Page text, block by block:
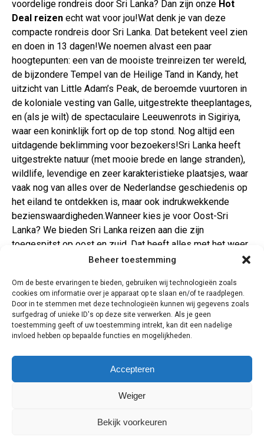
Beheer toestemming
Om de beste ervaringen te bieden, gebruiken wij technologieën zoals
cookies om informatie over je apparaat op te slaan en/of te raadplegen.
Door in te stemmen met deze technologieën kunnen wij gegevens zoals
surfgedrag of unieke ID's op deze site verwerken. Als je geen
toestemming geeft of uw toestemming intrekt, kan dit een nadelige
invloed hebben op bepaalde functies en mogelijkheden.
Accepteren
Weiger
Bekijk voorkeuren
voordelige rondreis door Sri Lanka? Dan zijn onze Hot
Deal reizen echt wat voor jou!Wat denk je van deze
compacte rondreis door Sri Lanka. Dat betekent veel zien
en doen in 13 dagen!We noemen alvast een paar
hoogtepunten: een van de mooiste treinreizen ter wereld,
de bijzondere Tempel van de Heilige Tand in Kandy, het
uitzicht van Little Adam’s Peak, de beroemde vuurtoren in
de koloniale vesting van Galle, uitgestrekte theeplantages,
en (als je wilt) de spectaculaire Leeuwenrots in Sigiriya,
waar een koninklijk fort op de top stond. Nog altijd een
uitdagende beklimming voor bezoekers!Sri Lanka heeft
uitgestrekte natuur (met mooie brede en lange stranden),
wildlife, levendige en zeer karakteristieke plaatsjes, waar
vaak nog van alles over de Nederlandse geschiedenis op
het eiland te ontdekken is, maar ook indrukwekkende
bezienswaardigheden.Wanneer kies je voor Oost-Sri
Lanka? We bieden Sri Lanka reizen aan die zijn
toegespitst op oost en zuid. Dat heeft alles met het weer
te maken. Kies voor het mooie weer van de oost- en
zuid-en westkust als je tussen december en maart reist.
Boek je een Hot Deal rondreis in Sri Lanka, dan verblijf je
in eenvoudige maar schone, kleinschalige hotels, maar
vaak wel met zwembad. Je reist met een eigen chauffeur.
De leukste excursies zijn al geregeld, hoe je de dagen
verder invult is helemaal aan jou.
11 dagen